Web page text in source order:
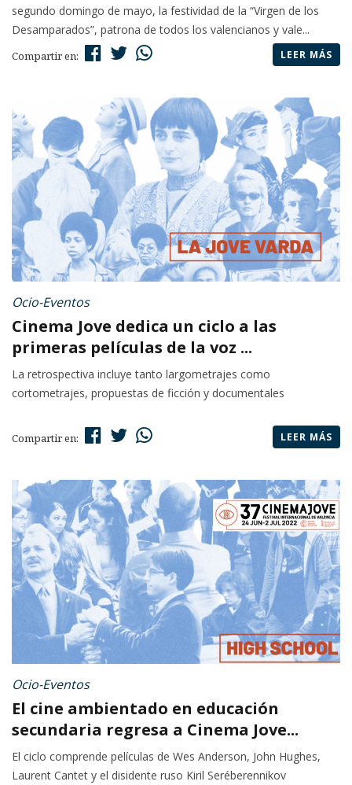
segundo domingo de mayo, la festividad de la “Virgen de los
Desamparados”, patrona de todos los valencianos y vale...
Compartir en: LEER MÁS
Ocio-Eventos
Cinema Jove dedica un ciclo a las
primeras películas de la voz ...
La retrospectiva incluye tanto largometrajes como
cortometrajes, propuestas de ficción y documentales
Compartir en: LEER MÁS
Ocio-Eventos
El cine ambientado en educación
secundaria regresa a Cinema Jove...
El ciclo comprende películas de Wes Anderson, John Hughes,
Laurent Cantet y el disidente ruso Kiril Seréberennikov